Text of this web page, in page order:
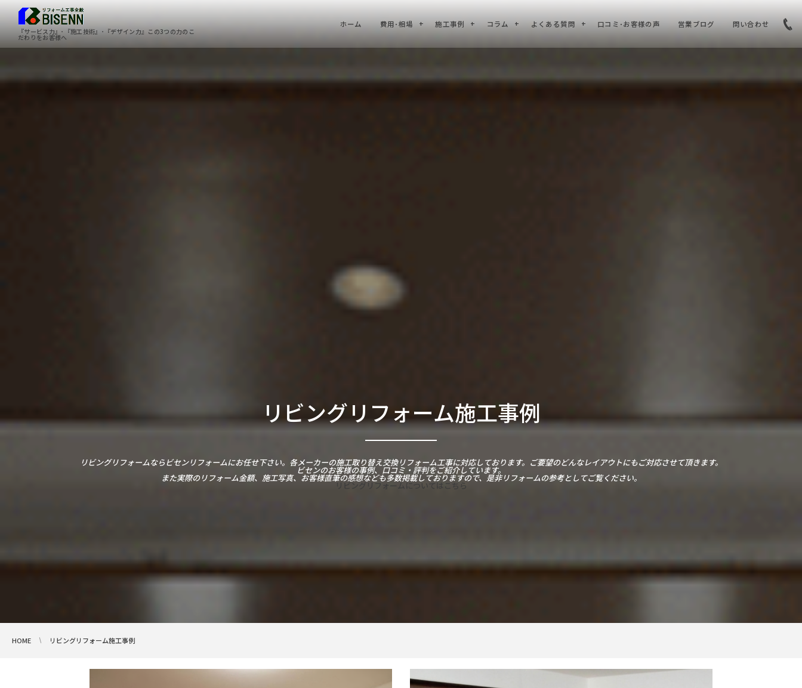
『サービス力』･『施工技術』･『デザイン力』この3つの力のこ
だわりをお客様へ
ホーム 費用･相場 施工事例 コラム よくある質問 口コミ･お客様の声 営業ブログ 問い合わせ
リビングリフォーム施工事例
リビングリフォームならビセンリフォームにお任せ下さい。各メーカーの施工取り替え交換リフォーム工事に対応しております。ご要望のどんなレイアウトにもご対応させて頂きます。
ビセンのお客様の事例、口コミ・評判をご紹介しています。
また実際のリフォーム金額、施工写真、お客様直筆の感想なども多数掲載しておりますので、是非リフォームの参考としてご覧ください。
リビングリフォームについてはこちら
HOME リビングリフォーム施工事例